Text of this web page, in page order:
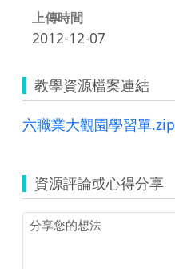
上傳時間
2012-12-07
教學資源檔案連結
六職業大觀園學習單.zip
資源評論或心得分享